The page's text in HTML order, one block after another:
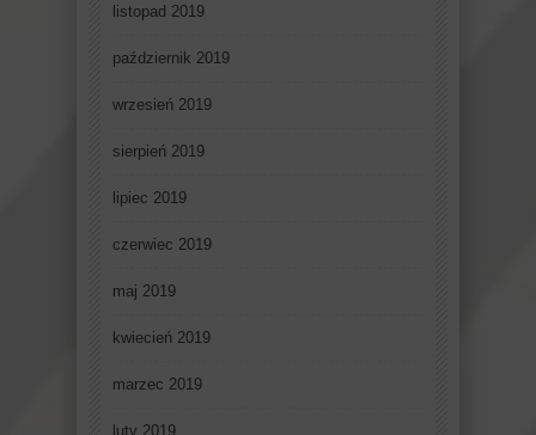
listopad 2019
październik 2019
wrzesień 2019
sierpień 2019
lipiec 2019
czerwiec 2019
maj 2019
kwiecień 2019
marzec 2019
luty 2019